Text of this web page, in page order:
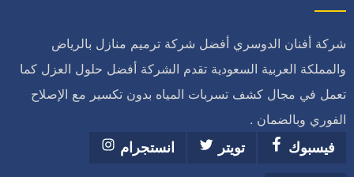
شركة أفنان الدوسري أفضل شركة ترميم منازل بالرياض
والمملكة العربية السعودية تقدم الشركة أفضل حلول العزل كما
تعمل في مجال كشف تسربات المياه بدون تكسير مع الإصلاح
الفوري وبالضمان .
فيسبوك
تويتر انستجرام